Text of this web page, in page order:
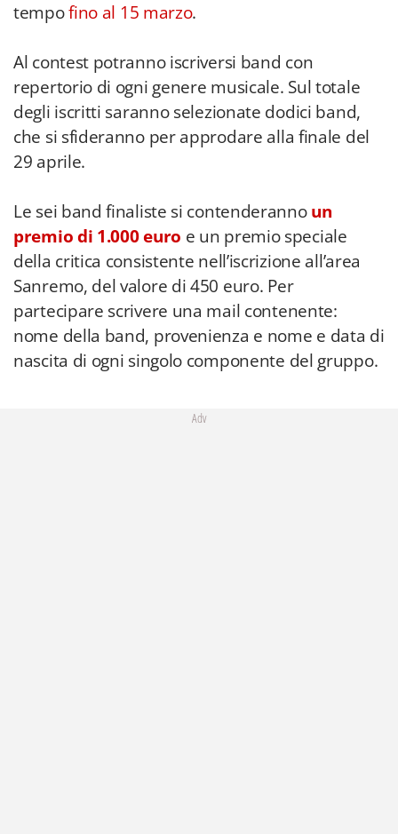
tempofino al 15 marzo.
Al contest potranno iscriversi band con
repertorio di ogni genere musicale. Sul totale
degli iscritti saranno selezionate dodici band,
che si sfideranno per approdare alla finale del
29 aprile.
Le sei band finaliste si contenderannoun
premio di 1.000 euro e un premio speciale
della critica consistente nell’iscrizione all’area
Sanremo, del valore di 450 euro. Per
partecipare scrivere una mail contenente:
nome della band, provenienza e nome e data di
nascita di ogni singolo componente del gruppo.
Adv